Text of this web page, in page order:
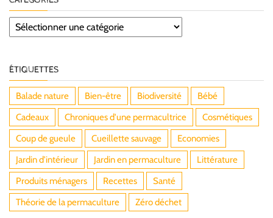
Catégories
ÉTIQUETTES
Balade nature Bien-être Biodiversité
Bébé
Cadeaux
Chroniques d'une permacultrice
Cosmétiques
Coup de gueule
Cueillette sauvage
Economies
Jardin d'intérieur
Jardin en permaculture
Littérature
Produits ménagers
Recettes
Santé
Théorie de la permaculture
Zéro déchet